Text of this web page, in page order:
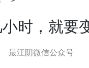
时，就要
最江阴微信公众号